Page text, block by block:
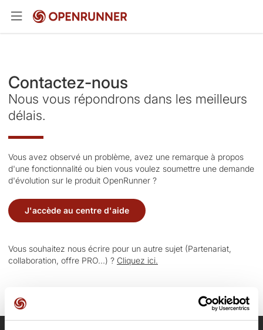
Contactez-nous
Nous vous répondrons dans les meilleurs
délais.
Vous avez observé un problème, avez une remarque à propos
d'une fonctionnalité ou bien vous voulez soumettre une demande
d'évolution sur le produit OpenRunner ?
J'accède au centre d'aide
Vous souhaitez nous écrire pour un autre sujet (Partenariat,
collaboration, offre PRO...) ? Cliquez ici.